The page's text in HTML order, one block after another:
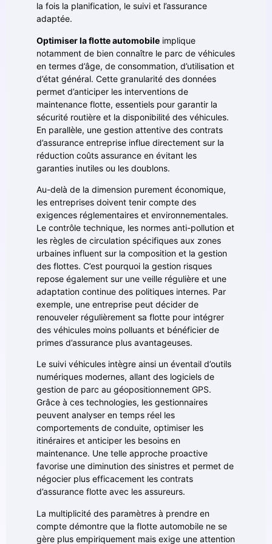
la fois la planification, le suivi et l’assurance
adaptée.
Optimiser la flotte automobile implique
notamment de bien connaître le parc de véhicules
en termes d’âge, de consommation, d’utilisation et
d’état général. Cette granularité des données
permet d’anticiper les interventions de
maintenance flotte, essentiels pour garantir la
sécurité routière et la disponibilité des véhicules.
En parallèle, une gestion attentive des contrats
d’assurance entreprise influe directement sur la
réduction coûts assurance en évitant les
garanties inutiles ou les doublons.
Au-delà de la dimension purement économique,
les entreprises doivent tenir compte des
exigences réglementaires et environnementales.
Le contrôle technique, les normes anti-pollution et
les règles de circulation spécifiques aux zones
urbaines influent sur la composition et la gestion
des flottes. C’est pourquoi la gestion risques
repose également sur une veille régulière et une
adaptation continue des politiques internes. Par
exemple, une entreprise peut décider de
renouveler régulièrement sa flotte pour intégrer
des véhicules moins polluants et bénéficier de
primes d’assurance plus avantageuses.
Le suivi véhicules intègre ainsi un éventail d’outils
numériques modernes, allant des logiciels de
gestion de parc au géopositionnement GPS.
Grâce à ces technologies, les gestionnaires
peuvent analyser en temps réel les
comportements de conduite, optimiser les
itinéraires et anticiper les besoins en
maintenance. Une telle approche proactive
favorise une diminution des sinistres et permet de
négocier plus efficacement les contrats
d’assurance flotte avec les assureurs.
La multiplicité des paramètres à prendre en
compte démontre que la flotte automobile ne se
gère plus empiriquement mais exige une attention